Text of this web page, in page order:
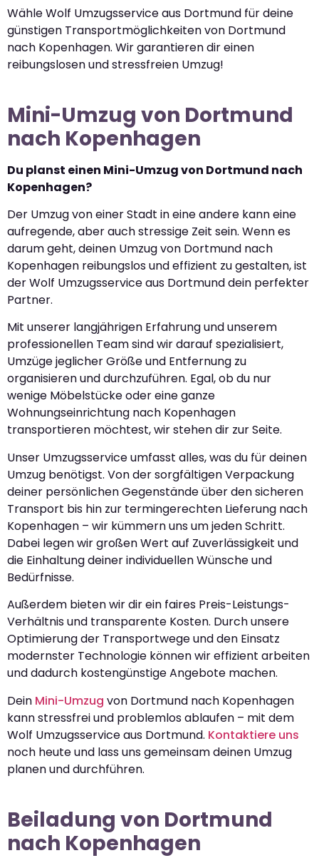
Wähle Wolf Umzugsservice aus Dortmund für deine
günstigen Transportmöglichkeiten von Dortmund
nach Kopenhagen. Wir garantieren dir einen
reibungslosen und stressfreien Umzug!
Mini-Umzug von Dortmund
nach Kopenhagen
Du planst einen Mini-Umzug von Dortmund nach
Kopenhagen?
Der Umzug von einer Stadt in eine andere kann eine
aufregende, aber auch stressige Zeit sein. Wenn es
darum geht, deinen Umzug von Dortmund nach
Kopenhagen reibungslos und effizient zu gestalten, ist
der Wolf Umzugsservice aus Dortmund dein perfekter
Partner.
Mit unserer langjährigen Erfahrung und unserem
professionellen Team sind wir darauf spezialisiert,
Umzüge jeglicher Größe und Entfernung zu
organisieren und durchzuführen. Egal, ob du nur
wenige Möbelstücke oder eine ganze
Wohnungseinrichtung nach Kopenhagen
transportieren möchtest, wir stehen dir zur Seite.
Unser Umzugsservice umfasst alles, was du für deinen
Umzug benötigst. Von der sorgfältigen Verpackung
deiner persönlichen Gegenstände über den sicheren
Transport bis hin zur termingerechten Lieferung nach
Kopenhagen – wir kümmern uns um jeden Schritt.
Dabei legen wir großen Wert auf Zuverlässigkeit und
die Einhaltung deiner individuellen Wünsche und
Bedürfnisse.
Außerdem bieten wir dir ein faires Preis-Leistungs-
Verhältnis und transparente Kosten. Durch unsere
Optimierung der Transportwege und den Einsatz
modernster Technologie können wir effizient arbeiten
und dadurch kostengünstige Angebote machen.
Dein Mini-Umzug von Dortmund nach Kopenhagen
kann stressfrei und problemlos ablaufen – mit dem
Wolf Umzugsservice aus Dortmund. Kontaktiere uns
noch heute und lass uns gemeinsam deinen Umzug
planen und durchführen.
Beiladung von Dortmund
nach Kopenhagen